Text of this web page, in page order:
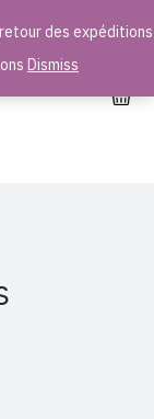
des expéditions
Dismiss